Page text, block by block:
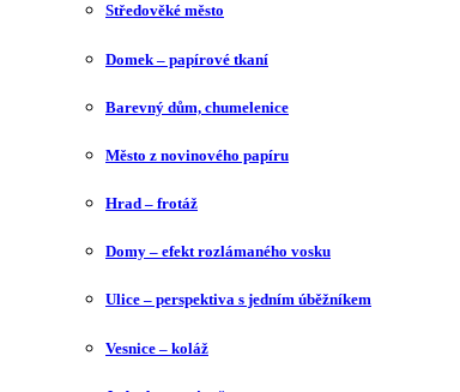
Středověké město
Domek – papírové tkaní
Barevný dům, chumelenice
Město z novinového papíru
Hrad – frotáž
Domy – efekt rozlámaného vosku
Ulice – perspektiva s jedním úběžníkem
Vesnice – koláž